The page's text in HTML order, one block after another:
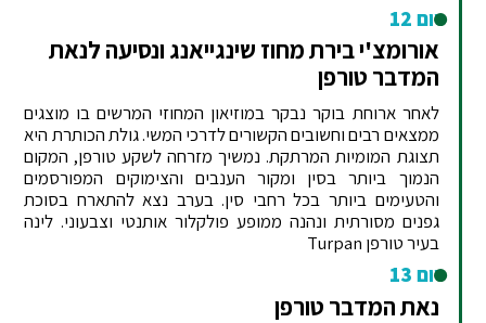
יום 12
אורומצ'י בירת מחוז שינגייאנג ונסיעה לנאת
המדבר טורפן
לאחר ארוחת בוקר נבקר במוזיאון המחוזי המרשים בו מוצגים
ממצאים רבים וחשובים הקשורים לדרכי המשי. גולת הכותרת היא
תצוגת המומיות המרתקת. נמשיך מזרחה לשקע טורפן, המקום
הנמוך ביותר בסין ומקור הענבים והצימוקים המפורסמים
והטעימים ביותר בכל רחבי סין. בערב נצא להתארח בסוכת
גפנים מסורתית ונהנה ממופע פולקלור אותנטי וצבעוני. לינה
בעיר טורפן Turpan
יום 13
נאת המדבר טורפן